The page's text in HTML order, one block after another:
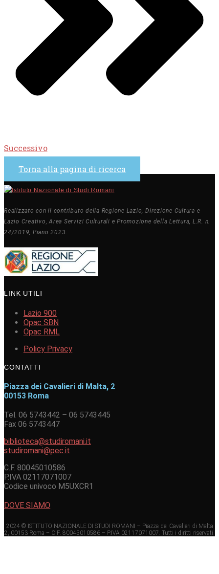
Successivo
Torna alla pagina di ricerca
Realizzato con il contributo della Regione Lazio, Direzione Cultura e
Lazio Creativo, Area Servizi Culturali e Promozione della Lettura, L.R. n.
24/2019, Piano 2023.
LINK UTILI
Lazio 900
Opac SBN
Opac RML
Policy Privacy
CONTATTI
Piazza dei Cavalieri di Malta, 2
00153 Roma
Tel. 06 5743442 – 06 5743445
Fax 06 5743447
biblioteca@studiromani.it
studiromani@pec.it
C.F. 80045010586
P.IVA 02117071007
Codice univoco M5UXCR1
DOVE SIAMO
2024 © ISTITUTO NAZIONALE DI STUDI ROMANI – Piazza dei Cavalieri di Malta
2, 00153 Roma – C.F. 80045010586 – P.IVA 02117071007. Tutti i diritti riservati.